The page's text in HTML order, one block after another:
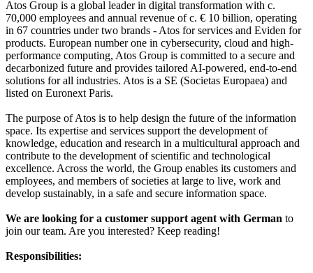
Atos Group is a global leader in digital transformation with c.
70,000 employees and annual revenue of c. € 10 billion, operating
in 67 countries under two brands - Atos for services and Eviden for
products. European number one in cybersecurity, cloud and high-
performance computing, Atos Group is committed to a secure and
decarbonized future and provides tailored AI-powered, end-to-end
solutions for all industries. Atos is a SE (Societas Europaea) and
listed on Euronext Paris.
The purpose of Atos is to help design the future of the information
space. Its expertise and services support the development of
knowledge, education and research in a multicultural approach and
contribute to the development of scientific and technological
excellence. Across the world, the Group enables its customers and
employees, and members of societies at large to live, work and
develop sustainably, in a safe and secure information space.
We are looking for a customer support agent with German to
join our team. Are you interested? Keep reading!
Responsibilities: